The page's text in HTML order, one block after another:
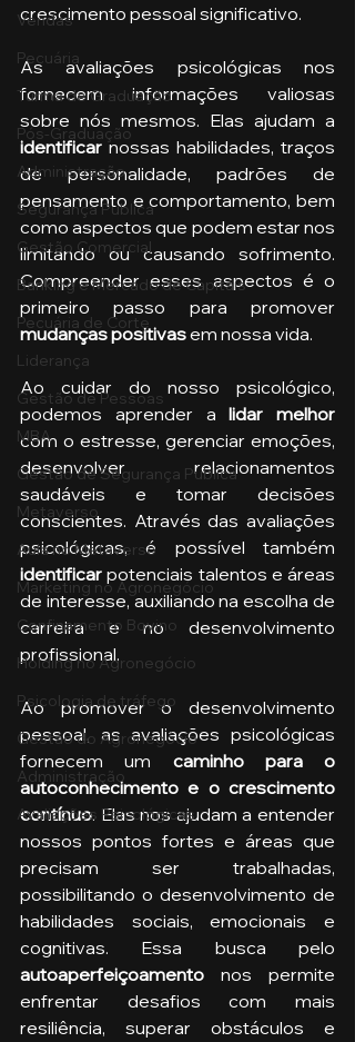
Vendas
Pecuária
Turma de Graduação
Pós-Graduação
Administração
Segurança Publica
Gestão Comercial
Banking e Mercado de Capitais
Pecuária de Corte
Liderança
Gestão de Pessoas
MBA
Gestão de Segurança Publica
Metaverso
Aula no Metaverso
Marketing no Agronegócio
Confinamento Bovino
Holding no Agronegócio
Psicologia de tráfego
Gestão do Agronegócio
Administração
Avaliações Psicológicas
crescimento pessoal significativo.
As avaliações psicológicas nos
fornecem informações valiosas
identificar nossas habilidades, traços
de personalidade, padrões de
pensamento e comportamento, bem
como aspectos que podem estar nos
limitando ou causando sofrimento.
Compreender esses aspectos é o
mudanças positivas em nossa vida.
Ao cuidar do nosso psicológico,
podemos aprender a lidar melhor
com o estresse, gerenciar emoções,
desenvolver relacionamentos
saudáveis e tomar decisões
conscientes. Através das avaliações
psicológicas, é possível também
identificar potenciais talentos e áreas
de interesse, auxiliando na escolha de
carreira e no desenvolvimento
profissional.
Ao promover o desenvolvimento
pessoal, as avaliações psicológicas
fornecem um caminho para o
autoconhecimento e o crescimento
contínuo. Elas nos ajudam a entender
nossos pontos fortes e áreas que
precisam ser trabalhadas,
possibilitando o desenvolvimento de
habilidades sociais, emocionais e
autoaperfeiçoamento nos permite
enfrentar desafios com mais
resiliência, superar obstáculos e